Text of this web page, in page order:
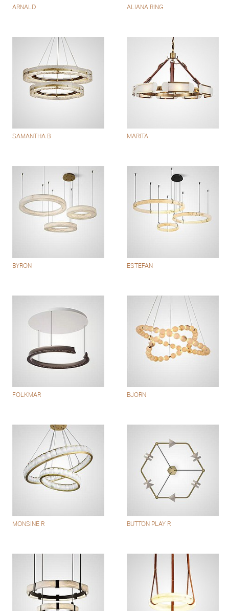
ARNALD ALIANA RING
SAMANTHA B MARITA
BYRON ESTEFAN
FOLKMAR BJORN
MONSINE R BUTTON PLAY R